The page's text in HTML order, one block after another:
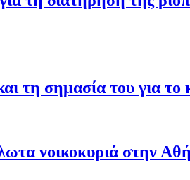
τη σημασία του για το
νοικοκυριά στην